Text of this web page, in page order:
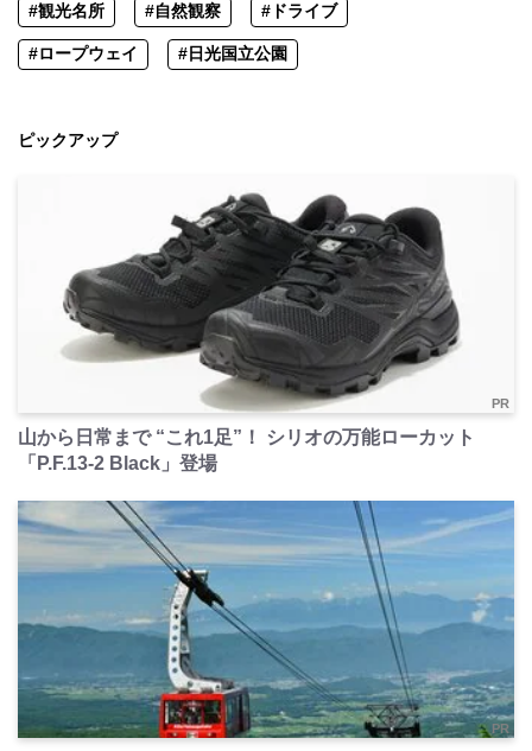
#観光名所 #自然観察 #ドライブ
#ロープウェイ #日光国立公園
ピックアップ
PR
山から日常まで “これ1足”！ シリオの万能ローカット
「P.F.13-2 Black」登場
PR